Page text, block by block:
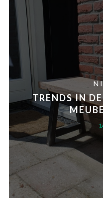
TRENDS IN